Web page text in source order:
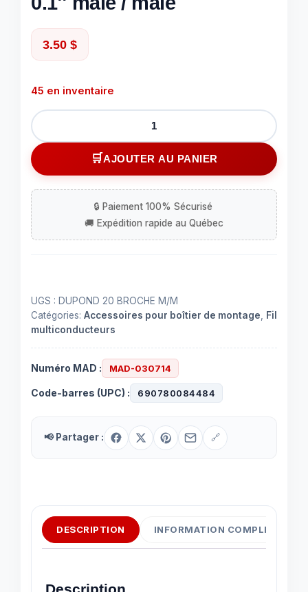
3.50 $
45 en inventaire
quantité
de
Câble
20
dupond
0.1"
mâle
AJOUTER AU PANIER
UGS : DUPOND 20 BROCHE M/M
Catégories: Accessoires pour boîtier de montage
Fil
multiconducteurs
Numéro MAD : MAD-030714
Code-barres (UPC) : 690780084484
📢 Partager : 🔗
DESCRIPTION INFORMATION
Description